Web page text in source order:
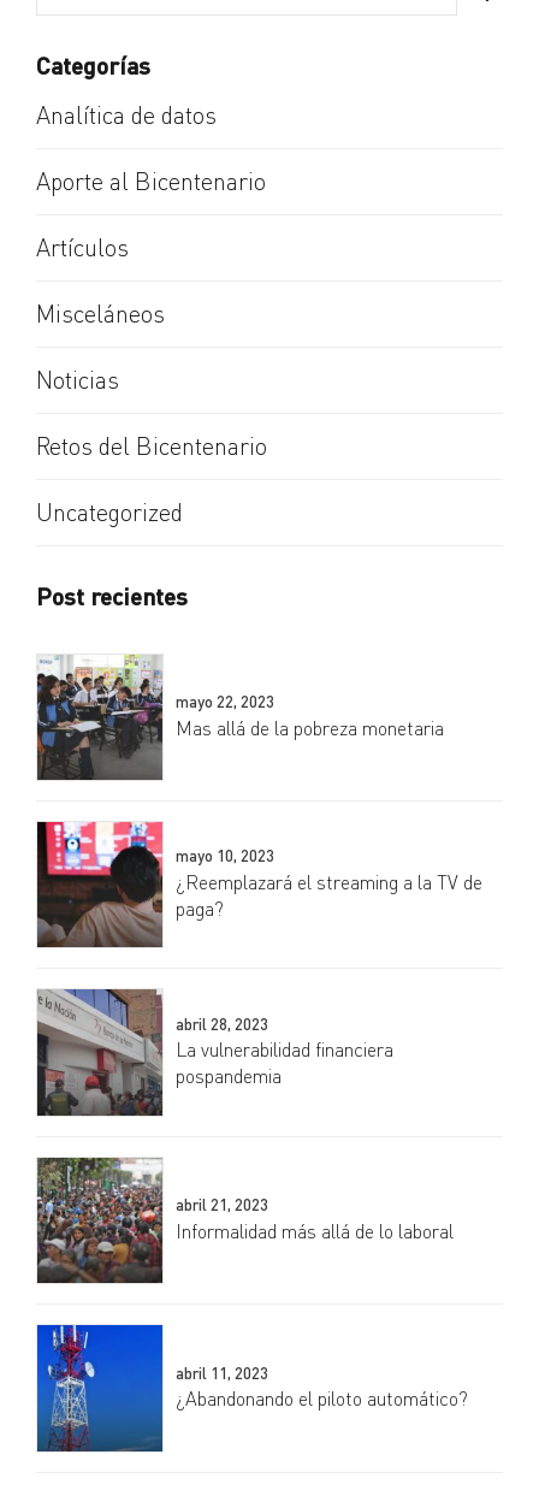
Categorías
Analítica de datos
Aporte al Bicentenario
Artículos
Misceláneos
Noticias
Retos del Bicentenario
Uncategorized
Post recientes
mayo 22, 2023
Mas allá de la pobreza monetaria
mayo 10, 2023
¿Reemplazará el streaming a la TV de
paga?
abril 28, 2023
La vulnerabilidad financiera
pospandemia
abril 21, 2023
Informalidad más allá de lo laboral
abril 11, 2023
¿Abandonando el piloto automático?